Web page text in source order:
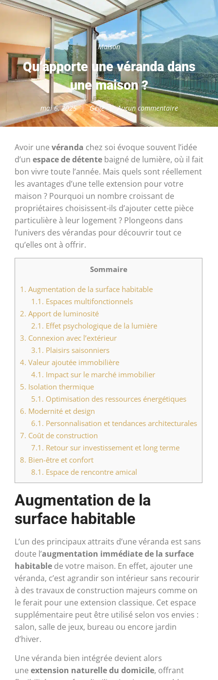
Maison
Qu’apporte une véranda dans
une maison ?
mai 6, 2025 Gégé Aucun commentaire
Avoir une véranda chez soi évoque souvent l’idée
d’un espace de détente baigné de lumière, où il fait
bon vivre toute l’année. Mais quels sont réellement
les avantages d’une telle extension pour votre
maison ? Pourquoi un nombre croissant de
propriétaires choisissent-ils d’ajouter cette pièce
particulière à leur logement ? Plongeons dans
l’univers des vérandas pour découvrir tout ce
qu’elles ont à offrir.
Sommaire
1. Augmentation de la surface habitable
1.1. Espaces multifonctionnels
2. Apport de luminosité
2.1. Effet psychologique de la lumière
3. Connexion avec l’extérieur
3.1. Plaisirs saisonniers
4. Valeur ajoutée immobilière
4.1. Impact sur le marché immobilier
5. Isolation thermique
5.1. Optimisation des ressources énergétiques
6. Modernité et design
6.1. Personnalisation et tendances architecturales
7. Coût de construction
7.1. Retour sur investissement et long terme
8. Bien-être et confort
8.1. Espace de rencontre amical
Augmentation de la
surface habitable
L’un des principaux attraits d’une véranda est sans
doute l’augmentation immédiate de la surface
habitable de votre maison. En effet, ajouter une
véranda, c’est agrandir son intérieur sans recourir
à des travaux de construction majeurs comme on
le ferait pour une extension classique. Cet espace
supplémentaire peut être utilisé selon vos envies :
salon, salle de jeux, bureau ou encore jardin
d’hiver.
Une véranda bien intégrée devient alors
une extension naturelle du domicile, offrant